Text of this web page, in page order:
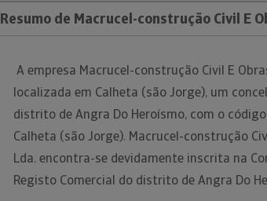
Resumo de Macrucel-construção Civil E
A empresa Macrucel-construção Civil E
localizada em Calheta (são Jorge), um
distrito de Angra Do Heroísmo, com o
Calheta (são Jorge). Macrucel-construção
Lda. encontra-se devidamente inscrita na
Registo Comercial do distrito de Angra Do